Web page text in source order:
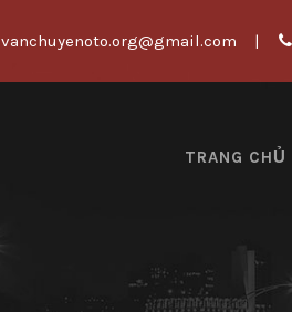
vanchuyenoto.org@gmail.com |
TRANG CHỦ